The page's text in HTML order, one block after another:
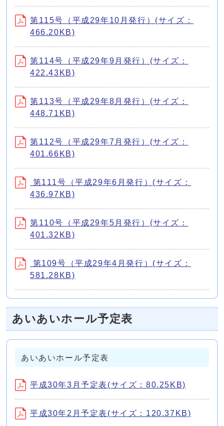
第115号（平成29年10月発行）(サイズ：
466.20KB)
第114号（平成29年9月発行）(サイズ：
422.43KB)
第113号（平成29年8月発行）(サイズ：
448.71KB)
第112号（平成29年7月発行）(サイズ：
401.66KB)
第111号（平成29年6月発行）(サイズ：
436.97KB)
第110号（平成29年5月発行）(サイズ：
401.32KB)
第109号（平成29年4月発行）(サイズ：
581.28KB)
あいあいホール予定表
あいあいホール予定表
平成30年3月予定表(サイズ：80.25KB)
平成30年2月予定表(サイズ：120.37KB)